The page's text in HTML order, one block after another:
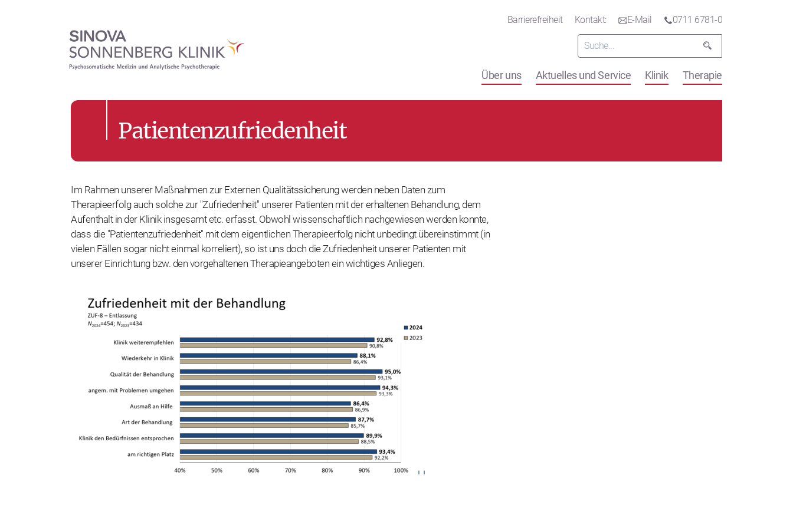
Barrierefreiheit Kontakt: E-Mail 0711 6781-0
Über uns Aktuelles und Service Klinik Therapie
Patientenzufriedenheit
Im Rahmen unserer Maßnahmen zur Externen Qualitätssicherung werden neben Daten zum
Therapieerfolg auch solche zur "Zufriedenheit" unserer Patienten mit der erhaltenen Behandlung, dem
Aufenthalt in der Klinik insgesamt etc. erfasst. Obwohl wissenschaftlich nachgewiesen werden konnte,
dass die "Patientenzufriedenheit" mit dem eigentlichen Therapieerfolg nicht unbedingt übereinstimmt (in
vielen Fällen sogar nicht einmal korreliert), so ist uns doch die Zufriedenheit unserer Patienten mit
unserer Einrichtung bzw. den vorgehaltenen Therapieangeboten ein wichtiges Anliegen.